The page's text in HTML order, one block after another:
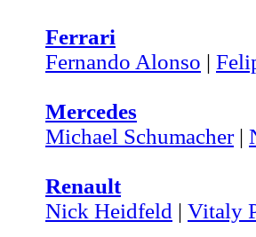
Ferrari
Fernando Alonso |
Mercedes
Michael Schumacher|
Renault
Nick Heidfeld | Vitaly